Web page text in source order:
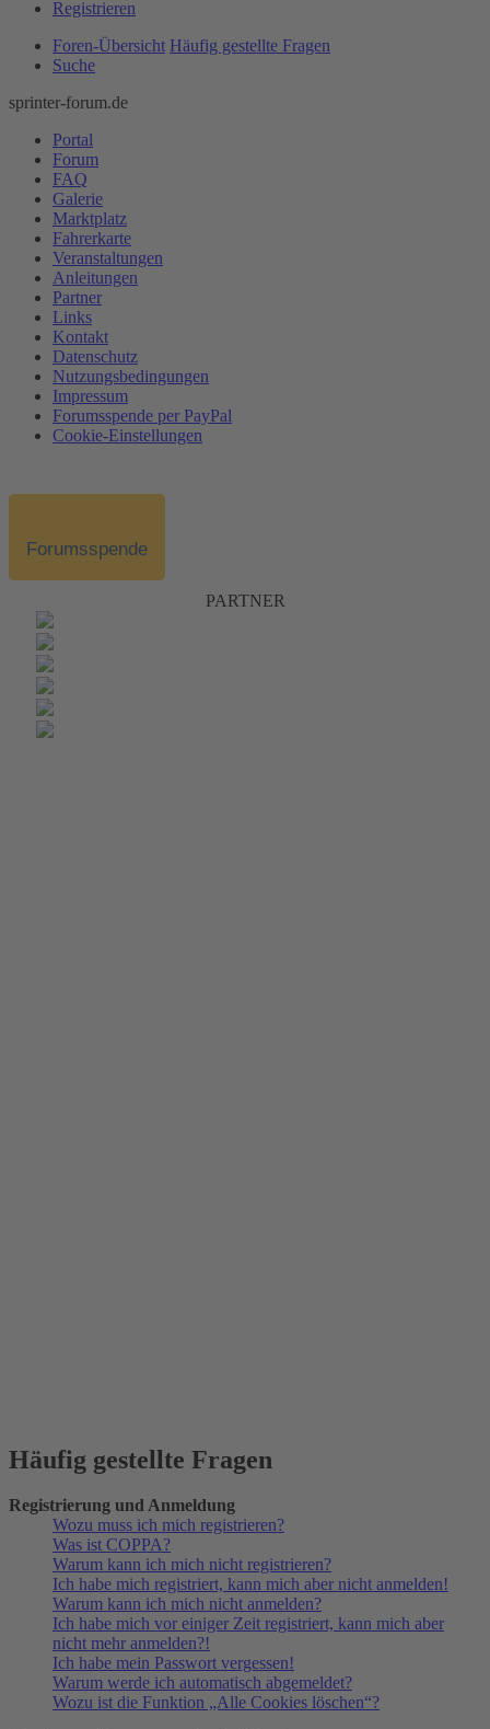
Registrieren
Foren-Übersicht Häufig gestellte Fragen
Suche
sprinter-forum.de
Portal
Forum
FAQ
Galerie
Marktplatz
Fahrerkarte
Veranstaltungen
Anleitungen
Partner
Links
Kontakt
Datenschutz
Nutzungsbedingungen
Impressum
Forumsspende per PayPal
Cookie-Einstellungen
Forumsspende
PARTNER
Häufig gestellte Fragen
Registrierung und Anmeldung
Wozu muss ich mich registrieren?
Was ist COPPA?
Warum kann ich mich nicht registrieren?
Ich habe mich registriert, kann mich aber nicht anmelden!
Warum kann ich mich nicht anmelden?
Ich habe mich vor einiger Zeit registriert, kann mich aber
nicht mehr anmelden?!
Ich habe mein Passwort vergessen!
Warum werde ich automatisch abgemeldet?
Wozu ist die Funktion „Alle Cookies löschen“?